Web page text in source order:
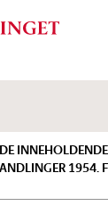
1954.